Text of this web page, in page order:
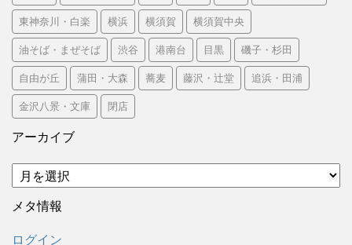
東神奈川・白楽 横浜 横須賀 横須賀中央
油そば・まぜそば 渋谷 港南台 目黒 磯子・杉田
自由が丘 蒲田・大森 蕎麦 藤沢・辻堂 追浜・田浦
金沢八景・文庫 閉店
アーカイブ
ア
ー
カ
ブ
メタ情報
ログイン